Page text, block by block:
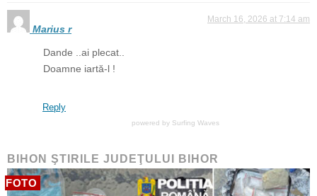
Marius r
March 16, 2026 at 7:14 am
Dande ..ai plecat..
Doamne iartă-l !
Reply
powered by Surfing Waves
BIHON ŞTIRILE JUDEŢULUI BIHOR
FOTO